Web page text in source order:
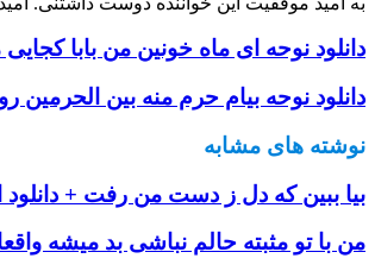
دانلود نوحه ای ماه خونین من بابا
دانلود نوحه بیام حرم منه بین
نوشته های مشابه
بیا ببین که دل ز دست من رفت + دانلود
من با تو مثبته حالم نباشی بد میشه